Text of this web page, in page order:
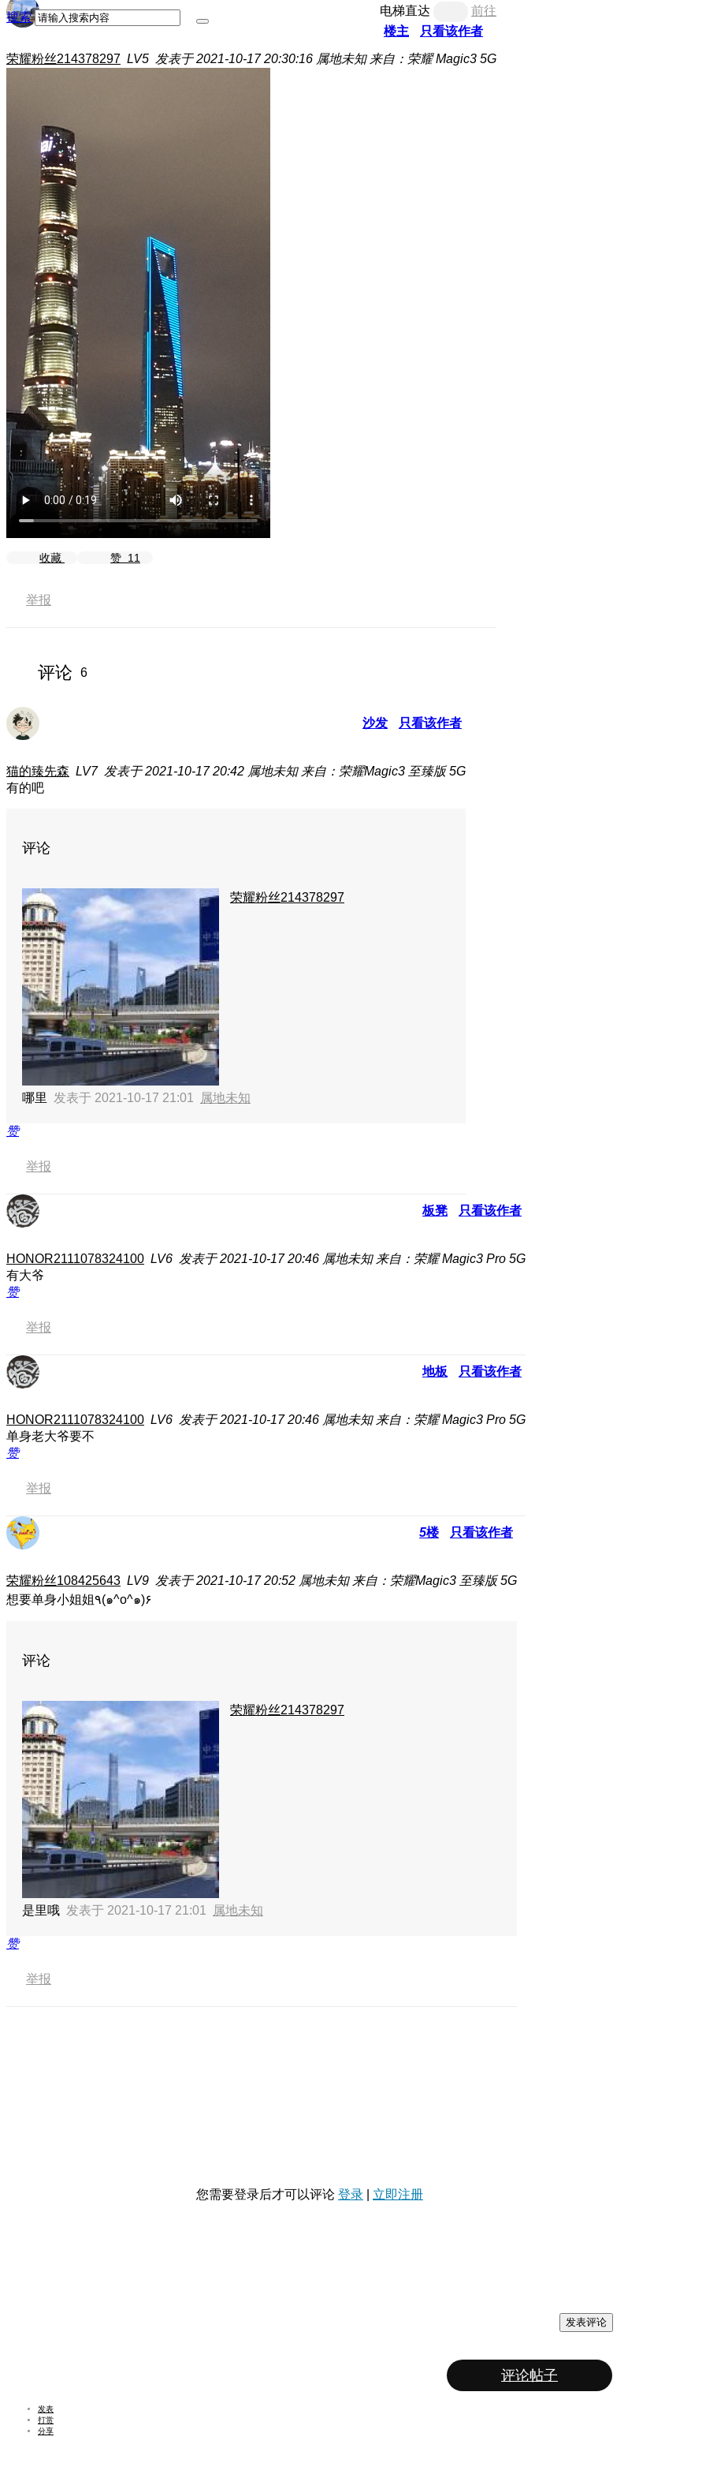
搜索 电梯直达
前往
楼主
只看该作者
荣耀粉丝214378297 LV5 发表于 2021-10-17 20:30:16 属地未知 来自：荣耀 Magic3 5G
收藏 赞 11
举报
评论 6
沙发 只看该作者
猫的臻先森 LV7 发表于 2021-10-17 20:42 属地未知 来自：荣耀Magic3 至臻版 5G
有的吧
评论
荣耀粉丝214378297
哪里 发表于 2021-10-17 21:01 属地未知
赞
举报
板凳 只看该作者
HONOR2111078324100 LV6 发表于 2021-10-17 20:46 属地未知 来自：荣耀 Magic3 Pro 5G
有大爷
赞
举报
地板 只看该作者
HONOR2111078324100 LV6 发表于 2021-10-17 20:46 属地未知 来自：荣耀 Magic3 Pro 5G
单身老大爷要不
赞
举报
5楼 只看该作者
荣耀粉丝108425643 LV9 发表于 2021-10-17 20:52 属地未知 来自：荣耀Magic3 至臻版 5G
想要单身小姐姐٩(๑^o^๑)۶
评论
荣耀粉丝214378297
是里哦 发表于 2021-10-17 21:01 属地未知
赞
举报
您需要登录后才可以评论 登录 立即注册
发表评论
评论帖子
发表
打赏
分享